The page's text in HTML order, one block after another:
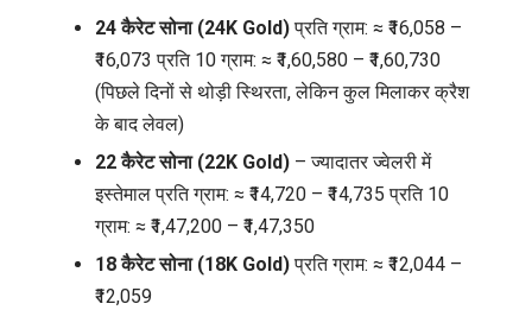
24 कैरेट सोना (24K Gold)प्रति ग्राम: ≈ ₹16,058 –
₹16,073 प्रति 10 ग्राम: ≈ ₹1,60,580 – ₹1,60,730
(पिछले दिनों से थोड़ी स्थिरता, लेकिन कुल मिलाकर क्रैश
के बाद लेवल)
22 कैरेट सोना (22K Gold) – ज्यादातर ज्वेलरी में
इस्तेमाल प्रति ग्राम: ≈ ₹14,720 – ₹14,735 प्रति 10
ग्राम: ≈ ₹1,47,200 – ₹1,47,350
18 कैरेट सोना (18K Gold)प्रति ग्राम: ≈ ₹12,044 –
₹12,059